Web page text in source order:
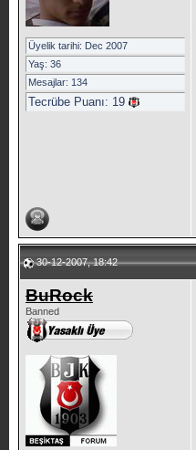
Üyelik tarihi: Dec 2007
Yaş: 36
Mesajlar: 134
Tecrübe Puanı: 19
30-12-2007, 18:42
BuRock
Banned